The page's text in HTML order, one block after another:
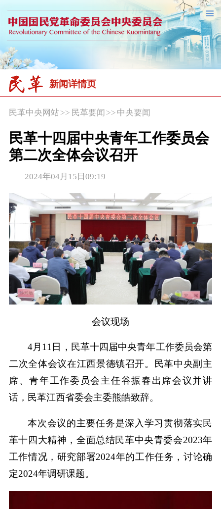
新闻详情页
民革中央网站>> 民革要闻 >> 中央要闻
民革十四届中央青年工作委员会
第二次全体会议召开
2024年04月15日09:19
会议现场
4月11日，民革十四届中央青年工作委员会第
二次全体会议在江西景德镇召开。民革中央副主
席、青年工作委员会主任谷振春出席会议并讲
话，民革江西省委会主委熊皓致辞。
本次会议的主要任务是深入学习贯彻落实民
革十四大精神，全面总结民革中央青委会2023年
工作情况，研究部署2024年的工作任务，讨论确
定2024年调研课题。